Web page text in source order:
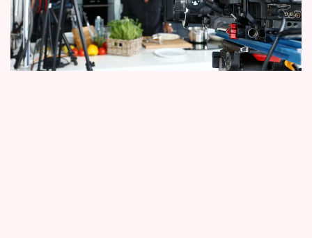
Sledujte prima+
Filmový festival Karlovy Vary
„málo“ navíc ale na záběrech najdete. Co
třeba?